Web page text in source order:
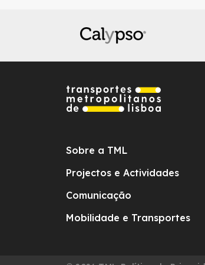
Sobre a TML
Projectos e Actividades
Comunicação
Mobilidade e Transportes